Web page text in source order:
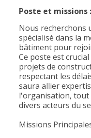
Poste et missions :
Nous recherchons
spécialisé dans la
bâtiment pour
Ce poste est
projets de
respectant les
saura allier
l'organisation, tout
divers acteurs du
Missions